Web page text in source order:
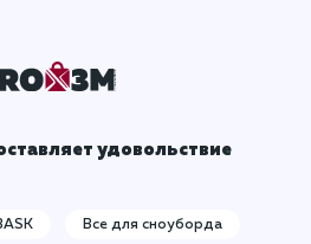
удовольствие
Все для сноуборда